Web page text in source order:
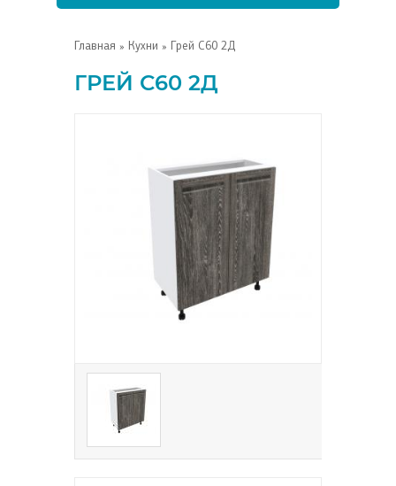
Главная » Кухни » Грей С60 2Д
ГРЕЙ С60 2Д